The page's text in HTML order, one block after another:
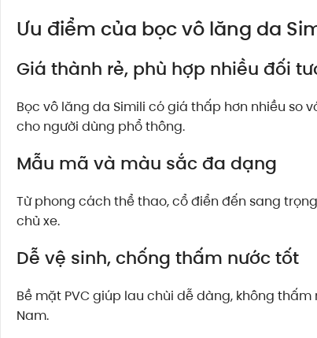
Ưu điểm của bọc vô lăng da
Giá thành rẻ, phù hợp nhiều đối
Bọc vô lăng da Simili có giá thấp hơn nhiều so
cho người dùng phổ thông.
Mẫu mã và màu sắc đa dạng
Từ phong cách thể thao, cổ điển đến sang
chủ xe.
Dễ vệ sinh, chống thấm nước tốt
Bề mặt PVC giúp lau chùi dễ dàng, không
Nam.